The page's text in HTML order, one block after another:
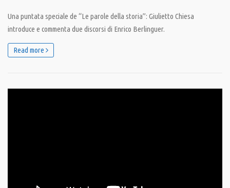
Una puntata speciale de “Le parole della storia”: Giulietto Chiesa
introduce e commenta due discorsi di Enrico Berlinguer.
Read more